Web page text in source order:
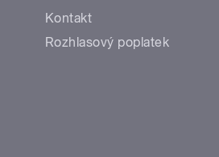
Kontakt
Rozhlasový poplatek